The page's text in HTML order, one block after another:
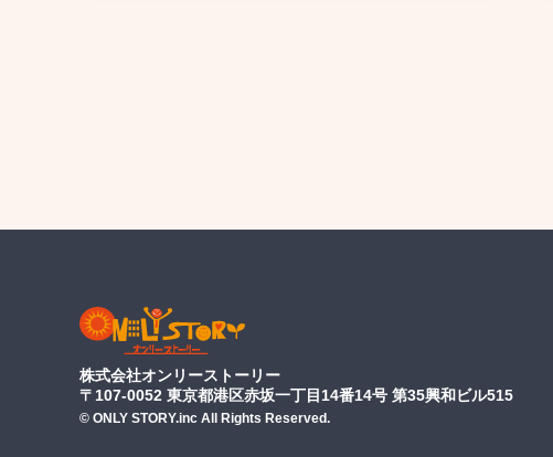
株式会社オンリーストーリー
〒107-0052 東京都港区赤坂一丁目14番14号 第35興和ビル515
© ONLY STORY.inc All Rights Reserved.